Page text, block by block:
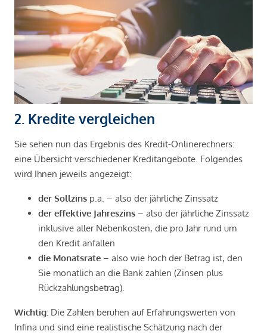
2. Kredite vergleichen
Sie sehen nun das Ergebnis des Kredit-Onlinerechners:
eine Übersicht verschiedener Kreditangebote. Folgendes
wird Ihnen jeweils angezeigt:
der Sollzins p.a. – also der jährliche Zinssatz
der effektive Jahreszins – also der jährliche Zinssatz
inklusive aller Nebenkosten, die pro Jahr rund um
den Kredit anfallen
die Monatsrate – also wie hoch der Betrag ist, den
Sie monatlich an die Bank zahlen (Zinsen plus
Rückzahlungsbetrag).
Wichtig: Die Zahlen beruhen auf Erfahrungswerten von
Infina und sind eine realistische Schätzung nach der